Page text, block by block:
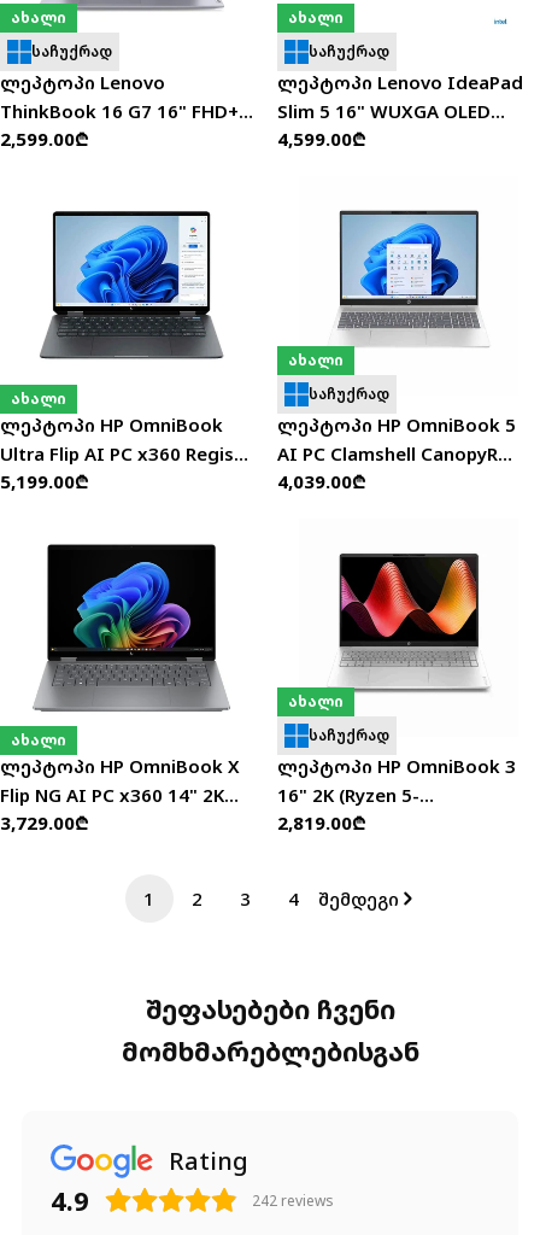
ახალი
საჩუქრად
ლეპტოპი Lenovo
ThinkBook 16 G7 16" FHD+
(R5-7535HS/16GB/512GB
ჩვეულებრივი
2,599.00₾
ახალი
საჩუქრად
ლეპტოპი Lenovo IdeaPad
Slim 5 16" WUXGA OLED
(Ultra 9 185H/32GB/1TB SSD)
ჩვეულებრივი
4,599.00₾
ახალი
ლეპტოპი HP OmniBook
Ultra Flip AI PC x360 Regis
24C2 14" 2.8K (Ultra 7-
SSD/W11H) - C1UL7EA
ჩვეულებრივი
5,199.00₾
ახალი
საჩუქრად
ლეპტოპი HP OmniBook 5
AI PC Clamshell CanopyR
25C1 16" 2K (Ultra 7-
ჩვეულებრივი
4,039.00₾
ახალი
ლეპტოპი HP OmniBook X
Flip NG AI PC x360 14" 2K
(Ultra 5-226V/16GB/1TB
ჩვეულებრივი
3,729.00₾
ახალი
საჩუქრად
ლეპტოპი HP OmniBook 3
16" 2K (Ryzen 5-
40/16GB/512GB SSD) -
ჩვეულებრივი
2,819.00₾
1 2 3 4 შემდეგი
შეფასებები ჩვენი
მომხმარებლებისგან
Rating
4.9 242 reviews